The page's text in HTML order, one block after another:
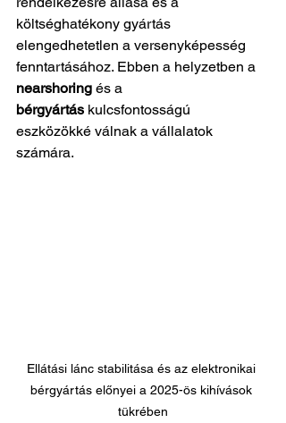
költséghatékony gyártás
elengedhetetlen a versenyképesség
fenntartásához. Ebben a helyzetben a
nearshoring és a
bérgyártás kulcsfontosságú
eszközökké válnak a vállalatok
számára.
Ellátási lánc stabilitása és az elektronikai
bérgyártás előnyei a 2025-ös kihívások
tükrében